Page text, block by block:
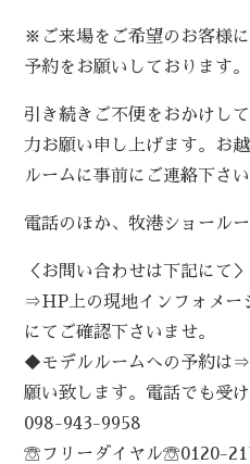
※ご来場をご希望のお客様
予約をお願いしております。
引き続きご不便をおかけし
力お願い申し上げます。お
ルームに事前にご連絡下さい
電話のほか、牧港ショール
＜お問い合わせは下記にて
⇒HP上の現地インフォメー
にてご確認下さいませ。
◆モデルルームへの予約は
願い致します。電話でも受
098-943-9958
☏フリーダイヤル☏0120-